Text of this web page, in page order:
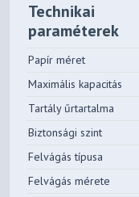
Technikai
paraméterek
Papír méret
Maximális kapacitás
Tartály űrtartalma
Biztonsági szint
Felvágás típusa
Felvágás mérete